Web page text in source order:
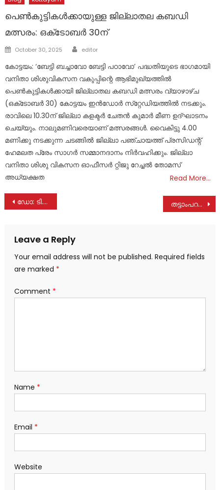
പെൺകുട്ടികൾക്കായുള്ള ജില്ലാതല കബഡി
മത്സരം: ഒക്‌ടോബർ 30ന്
Posted
October 30, 2025 Author
editor
കോട്ടയം: ‘ബേട്ടി ബച്ചാവോ ബേട്ടി പഠാവോ’ പദ്ധതിയുടെ ഭാഗമായി
വനിതാ ശിശുവികസന വകുപ്പിന്റെ ആഭിമുഖ്യത്തിൽ
പെൺകുട്ടികൾക്കായി ജില്ലാതല കബഡി മത്സരം വ്യാഴാഴ്ച
(ഒക്‌ടോബർ 30) കോട്ടയം ഇൻഡോർ സ്‌റ്റേഡിയത്തിൽ നടക്കും.
രാവിലെ 10.30ന് ജില്ലാ കളക്ടർ ചേതൻ കുമാർ മീണ ഉദ്ഘാടനം
ചെയ്യും. നാലുമണിവരെയാണ് മത്സരങ്ങൾ. വൈകിട്ടു 4.00
മണിക്കു നടക്കുന്ന ചടങ്ങിൽ ജില്ലാ പഞ്ചായത്ത് പ്രസിഡന്റ്
ഹേമലത പ്രേം സാഗർ സമ്മാനദാനം നിർവഹിക്കും. ജില്ലാ
വനിതാ ശിശു വികസന ഓഫീസർ റ്റിജു റേച്ചൽ തോമസ്
അധ്യക്ഷത
Read More…
Post
ഡോ: ടി.പി.അഭിലാഷ് പാലാ ജനറൽ ആശുപത്രി സൂപ്രണ്ട് തട്ടാംപറമ്പിൽ ചിന്നമ്മ ജോസഫ് നിര്യാതയായി
Leave a Reply
Your email address will not be published. Required fields
are marked *
Comment *
Name *
Email *
Website